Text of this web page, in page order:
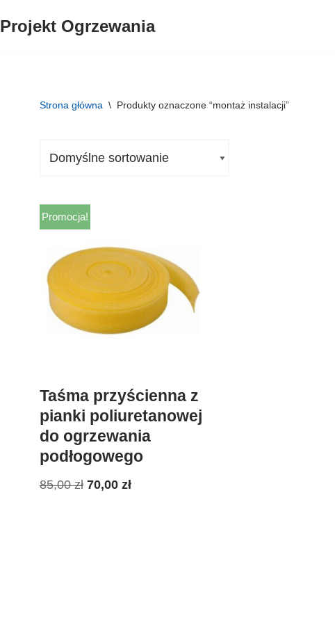
Projekt Ogrzewania
Strona główna \ Produkty oznaczone “montaż instalacji”
Promocja!
Taśma przyścienna z
pianki poliuretanowej
do ogrzewania
podłogowego
85,00zł 70,00 zł